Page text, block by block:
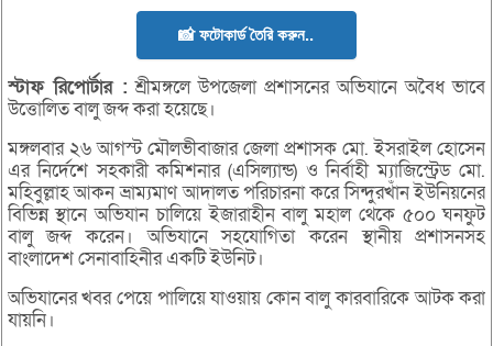
📸 ফটোকার্ড তৈরি করুন..
স্টাফরিপোর্টার : শ্রীমঙ্গলে উপজেলা প্রশাসনের অভিযানে অবৈধ ভাবে
উত্তোলিত বালু জব্দ করা হয়েছে।
মঙ্গলবার ২৬ আগস্ট মৌলভীবাজার জেলা প্রশাসক মো. ইসরাইল হোসেন
এর নির্দেশে সহকারী কমিশনার (এসিল্যান্ড) ও নির্বাহী ম্যাজিস্ট্রেড মো.
মহিবুল্লাহ আকন ভ্রাম্যমাণ আদালত পরিচারনা করে সিন্দুরখাঁন ইউনিয়নের
বিভিন্ন স্থানে অভিযান চালিয়ে ইজারাহীন বালু মহাল থেকে ৫০০ ঘনফুট
বালু জব্দ করেন। অভিযানে সহযোগিতা করেন স্থানীয় প্রশাসনসহ
বাংলাদেশ সেনাবাহিনীর একটি ইউনিট।
অভিযানের খবর পেয়ে পালিয়ে যাওয়ায় কোন বালু কারবারিকে আটক করা
যায়নি।